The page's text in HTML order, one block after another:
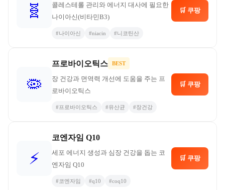
🧬
콜레스테롤 관리와 에너지 대사에 필요한
나이아신(비타민B3)
#나이아신 #niacin #니코틴산
🛒 쿠팡
🦠
프로바이오틱스 BEST
장 건강과 면역력 개선에 도움을 주는 프
로바이오틱스
#프로바이오틱스 #유산균 #장건강
🛒 쿠팡
⚡
코엔자임 Q10
세포 에너지 생성과 심장 건강을 돕는 코
엔자임 Q10
# 코엔자임 #q10 #coq10
🛒 쿠팡